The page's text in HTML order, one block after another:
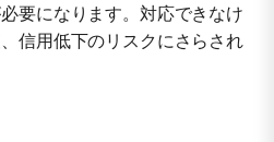
要になります。対応できなけ
信用低下のリスクにさらされ